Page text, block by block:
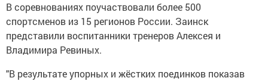
В соревнованиях поучаствовали более 500
спортсменов из 15 регионов России. Заинск
представили воспитанники тренеров Алексея и
Владимира Ревиных.
"В результате упорных и жёстких поединков показав